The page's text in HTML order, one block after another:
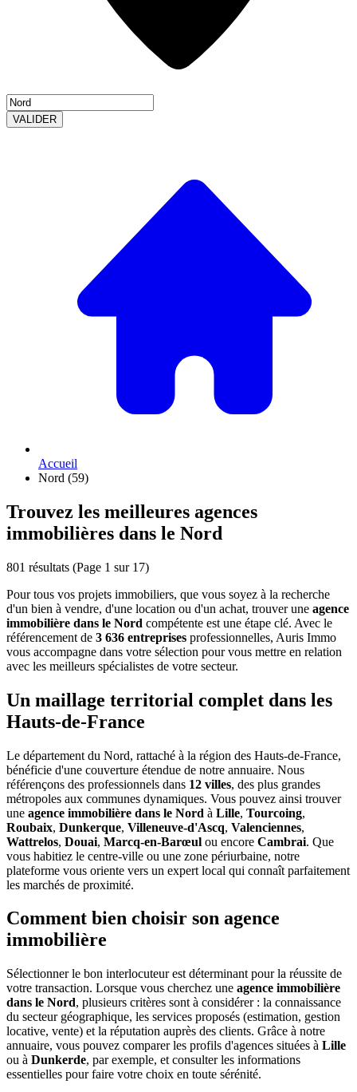
VALIDER
Accueil
Nord (59)
Trouvez les meilleures agences
immobilières dans le Nord
801 résultats (Page 1 sur 17)
Pour tous vos projets immobiliers, que vous soyez à la recherche
d'un bien à vendre, d'une location ou d'un achat, trouver une agence
immobilière dans le Nord compétente est une étape clé. Avec le
référencement de 3 636 entreprises professionnelles, Auris Immo
vous accompagne dans votre sélection pour vous mettre en relation
avec les meilleurs spécialistes de votre secteur.
Un maillage territorial complet dans les
Hauts-de-France
Le département du Nord, rattaché à la région des Hauts-de-France,
bénéficie d'une couverture étendue de notre annuaire. Nous
référençons des professionnels dans 12 villes, des plus grandes
métropoles aux communes dynamiques. Vous pouvez ainsi trouver
une agence immobilière dans le Nord à Lille, Tourcoing,
Roubaix, Dunkerque, Villeneuve-d'Ascq, Valenciennes,
Wattrelos, Douai, Marcq-en-Barœul ou encore Cambrai. Que
vous habitiez le centre-ville ou une zone périurbaine, notre
plateforme vous oriente vers un expert local qui connaît parfaitement
les marchés de proximité.
Comment bien choisir son agence
immobilière
Sélectionner le bon interlocuteur est déterminant pour la réussite de
votre transaction. Lorsque vous cherchez une agence immobilière
dans le Nord, plusieurs critères sont à considérer : la connaissance
du secteur géographique, les services proposés (estimation, gestion
locative, vente) et la réputation auprès des clients. Grâce à notre
annuaire, vous pouvez comparer les profils d'agences situées à Lille
ou à Dunkerde, par exemple, et consulter les informations
essentielles pour faire votre choix en toute sérénité.